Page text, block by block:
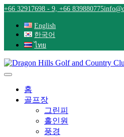
Skip
content
+66 32917698 - 9, +66 839880775
English
한국어
ไทย
홈
골프장
그린피
홀인원
풍경